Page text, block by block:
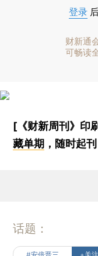
登录
财新通
可畅读
[《财新周刊》印
藏单期 ，随时起
话题：